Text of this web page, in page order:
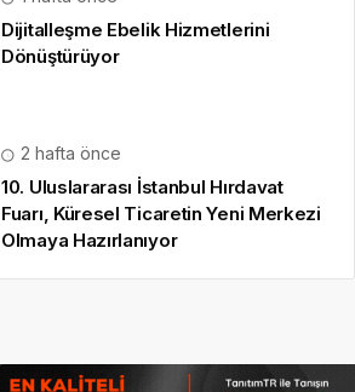
Dijitalleşme Ebelik Hizmetlerini
Dönüştürüyor
2 hafta önce
10. Uluslararası İstanbul Hırdavat
Fuarı, Küresel Ticaretin Yeni Merkezi
Olmaya Hazırlanıyor